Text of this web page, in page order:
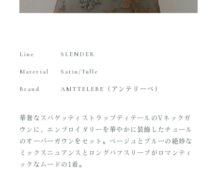
Line SLENDER
Material Satin/Tulle
Brand AMTTELEBE（アンテリーベ）
華奢なスパゲッティストラップディテールのVネックガ
ウンに、エンブロイダリーを華やかに装飾したチュール
のオーバーガウンをセット。ベージュとブルーの絶妙な
ミックスニュアンスとロングパフスリーブがロマンティ
ックなムードの1着。